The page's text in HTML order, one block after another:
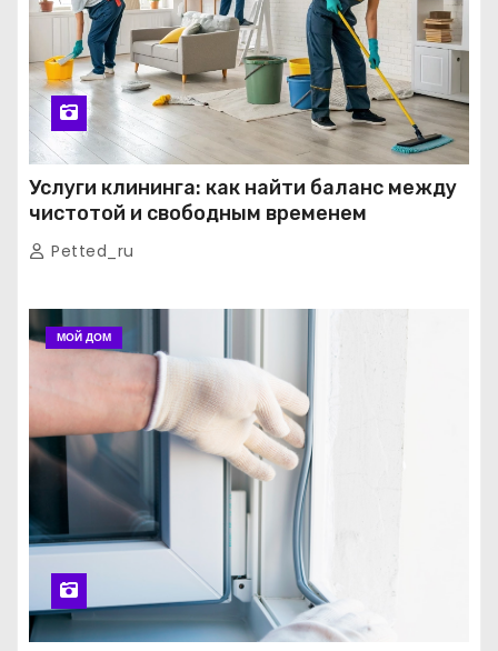
Услуги клининга: как найти баланс между
чистотой и свободным временем
Petted_ru
МОЙ ДОМ